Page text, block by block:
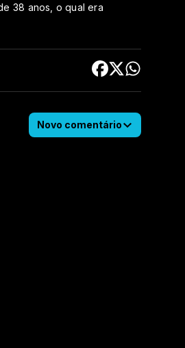
38 anos, o qual era
Novo comentário